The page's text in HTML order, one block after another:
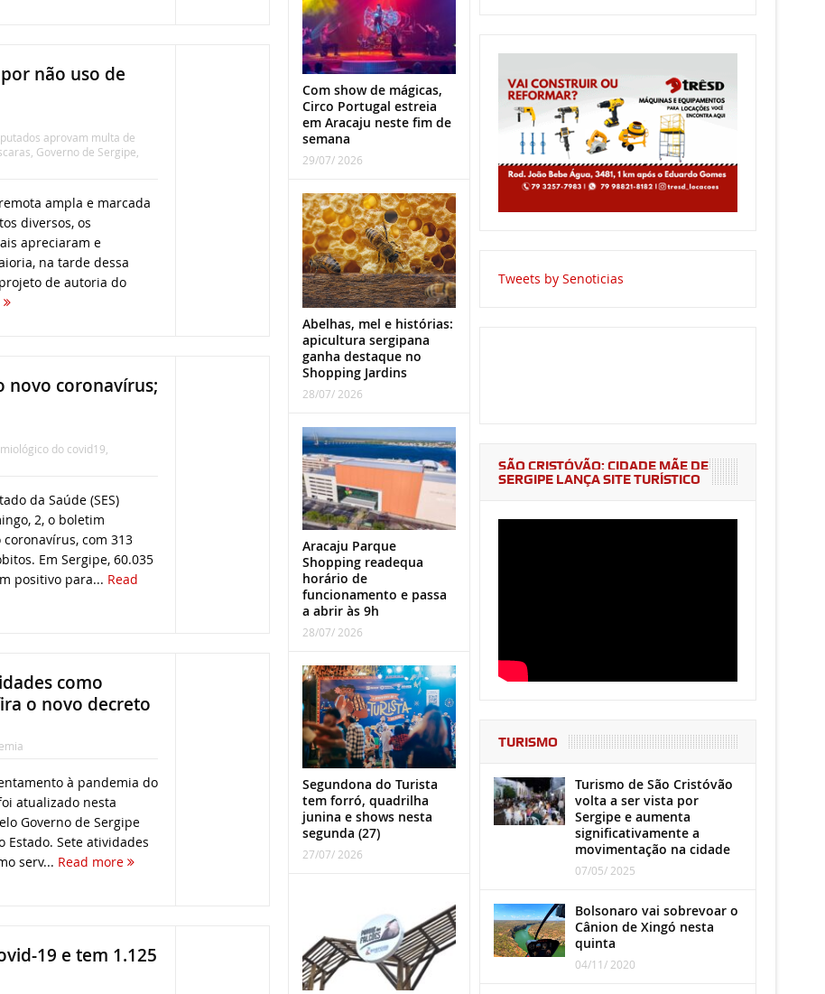
não uso de
aprovam multa de
Governo de Sergipe
ampla e marcada
diversos, os
apreciaram e
na tarde dessa
de autoria do
novo coronavírus;
do covid19
da Saúde (SES)
2, o boletim
com 313
Em Sergipe, 60.035
positivo para... Read
como
o novo decreto
à pandemia do
atualizado nesta
Governo de Sergipe
Estado. Sete atividades
serv... Read more
19 e tem 1.125
Com show de mágicas,
Circo Portugal estreia
em Aracaju neste fim de
semana
29/07/ 2026
Abelhas, mel e histórias:
apicultura sergipana
ganha destaque no
Shopping Jardins
28/07/ 2026
Aracaju Parque
Shopping readequa
horário de
funcionamento e passa
a abrir às 9h
28/07/ 2026
Segundona do Turista
tem forró, quadrilha
junina e shows nesta
segunda (27)
27/07/ 2026
Tweets by Senoticias
SÃO CRISTÓVÃO: CIDADE MÃE DE
SERGIPE LANÇA SITE TURÍSTICO
TURISMO
Turismo de São Cristóvão
volta a ser vista por
Sergipe e aumenta
significativamente a
movimentação na cidade
07/05/ 2025
Bolsonaro vai sobrevoar o
Cânion de Xingó nesta
quinta
04/11/ 2020